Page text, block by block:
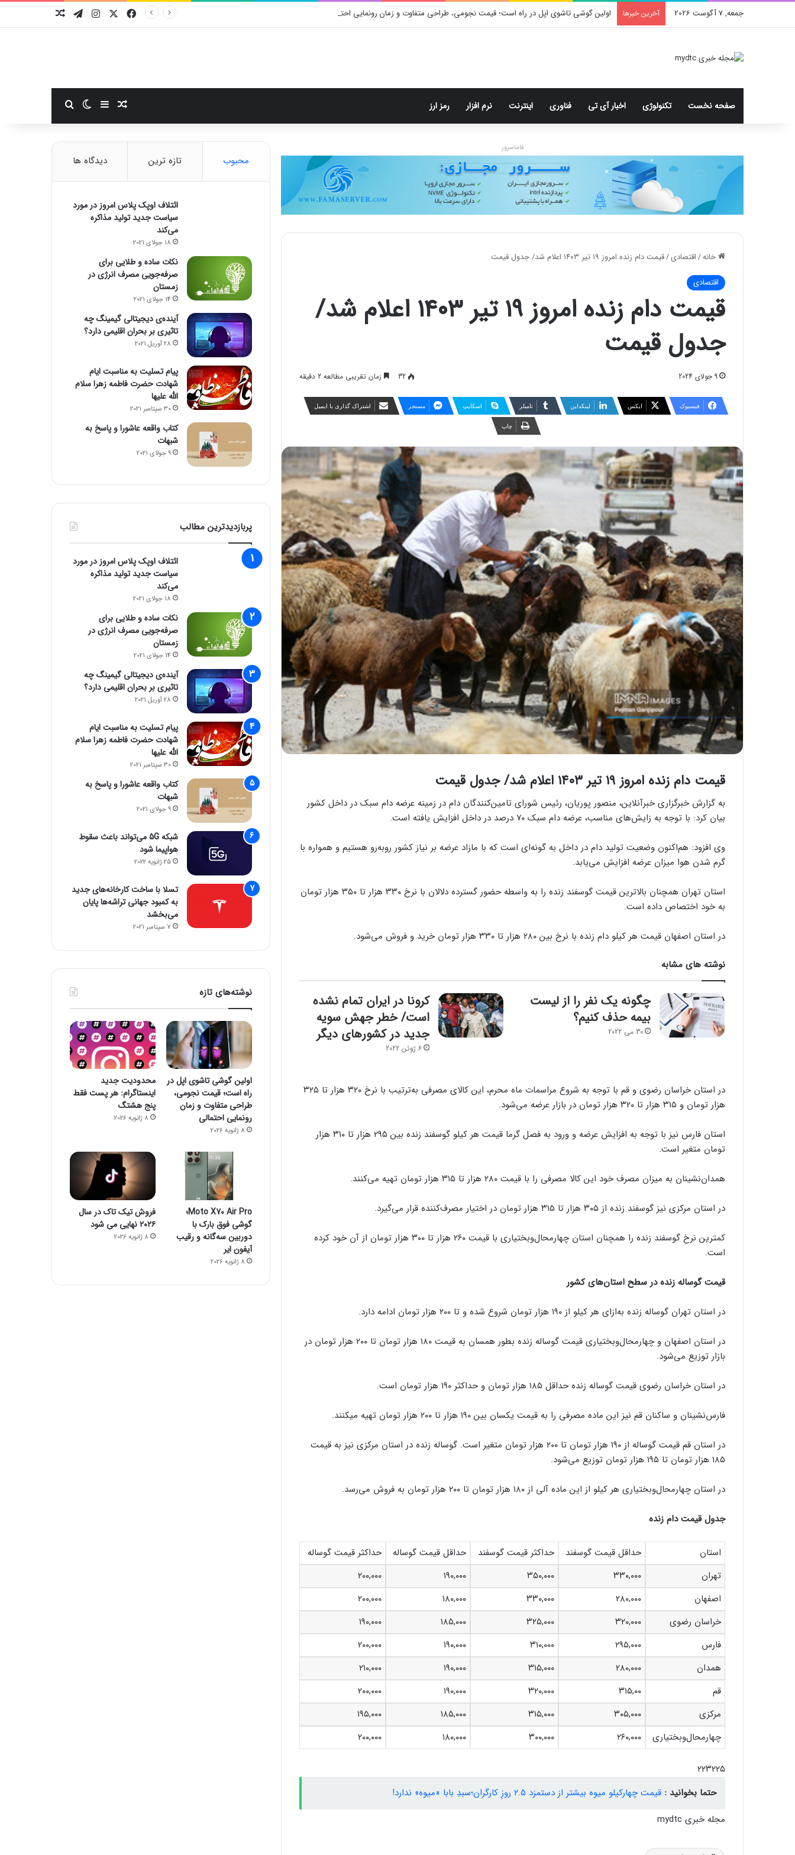
جمعه, 7 آگوست 2026 آخرین خبرها اولین گوشی تاشوی اپل در راه است؛ قیمت نجومی، طراحی متفاوت و زمان رونمایی احتمالی فیسبوکایکس اینستاگرام
تلگرام
صفحه نخست تکنولوژی اخبار آی تی فناوری اینترنت نرم افزار رمز ارز نوشته تصادفی
سایدبارتغییر پوسته
فاماسرور
خانه/اقتصادی/قیمت دام زنده امروز ۱۹ تیر ۱۴۰۳ اعلام شد/ جدول قیمت
اقتصادی
قیمت دام زنده امروز ۱۹ تیر ۱۴۰۳ اعلام شد/
جدول قیمت
9 جولای 2024 32 زمان تقریبی مطالعه 2 دقیقه
فیسبوک ایکس لینکداین تامبلر اسکایپ مسنجر اشتراک گذاری با ایمیل
چاپ
قیمت دام زنده امروز ۱۹ تیر ۱۴۰۳ اعلام شد/ جدول قیمت
به گزارش خبرگزاری خبرآنلاین، منصور پوریان، رئیس شورای تامین‌کنندگان دام در زمینه عرضه دام سبک در داخل کشور
بیان کرد: با توجه به زایش‌های مناسب، عرضه دام سبک ۷۰ درصد در داخل افزایش یافته است.
وی افزود: هم‌اکنون وضعیت تولید دام در داخل به گونه‌ای است که با مازاد عرضه بر نیاز کشور روبه‌رو هستیم و همواره با
گرم شدن هوا میزان عرضه افزایش می‌یابد.
استان تهران همچنان بالاترین قیمت گوسفند زنده را به واسطه حضور گسترده دلالان با نرخ ۳۳۰ هزار تا ۳۵۰ هزار تومان
به خود اختصاص داده است.
در استان اصفهان قیمت هر کیلو دام زنده با نرخ بین ۲۸۰ هزار تا ۳۳۰ هزار تومان خرید و فروش می‌شود.
نوشته های مشابه
چگونه یک نفر را از لیست
بیمه حذف کنیم؟
30 می 2022
کرونا در ایران تمام نشده
است/ خطر جهش سویه
جدید در کشورهای دیگر
6 ژوئن 2022
در استان خراسان‌ رضوی و قم با توجه به شروع مراسمات ماه محرم، این کالای مصرفی به‌ترتیب با نرخ ۳۲۰ هزار تا ۳۲۵
هزار تومان و ۳۱۵ هزار تا ۳۲۰ هزار تومان در بازار عرضه می‌شود.
استان فارس نیز با توجه به افزایش عرضه و ورود به فصل گرما قیمت هر کیلو گوسفند زنده بین ۲۹۵ هزار تا ۳۱۰ هزار
تومان متغیر است.
همدان‌نشینان به میزان مصرف خود این کالا مصرفی را با قیمت ۲۸۰ هزار تا ۳۱۵ هزار تومان تهیه می‌کنند.
در استان مرکزی نیز گوسفند زنده از ۳۰۵ هزار تا ۳۱۵ هزار تومان در اختیار مصرف‌کننده قرار می‌گیرد.
کمترین نرخ گوسفند زنده را همچنان استان چهارمحال‌وبختیاری با قیمت ۲۶۰ هزار تا ۳۰۰ هزار تومان از آن خود کرده
است.
قیمت گوساله زنده در سطح استان‌های کشور
در استان تهران گوساله زنده به‌ازای هر کیلو از ۱۹۰ هزار تومان شروع شده و تا ۲۰۰ هزار تومان ادامه دارد.
در استان اصفهان و چهارمحال‌وبختیاری قیمت گوساله زنده بطور همسان به قیمت ۱۸۰ هزار تومان تا ۲۰۰ هزار تومان در
بازار توزیع می‌شود.
در استان خراسان رضوی قیمت گوساله زنده حداقل ۱۸۵ هزار تومان و حداکثر ۱۹۰ هزار تومان است.
فارس‌نشینان و ساکنان قم نیز این ماده مصرفی را به قیمت یکسان بین ۱۹۰ هزار تا ۲۰۰ هزار تومان تهیه میکنند.
در استان قم قیمت گوساله از ۱۹۰ هزار تومان تا ۲۰۰ هزار تومان متغیر است. گوساله زنده در استان مرکزی نیز به قیمت
۱۸۵ هزار تومان تا ۱۹۵ هزار تومان توزیع می‌شود.
در استان چهارمحال‌وبختیاری هر کیلو از این ماده آلی از ۱۸۰ هزار تومان تا ۲۰۰ هزار تومان به فروش می‌رسد.
جدول قیمت دام زنده
استان حداقل قیمت گوسفند حداکثر قیمت گوسفند حداقل قیمت گوساله
حداکثر قیمت گوساله
تهران
۳۳۰,۰۰۰ ۳۵۰,۰۰۰ ۱۹۰,۰۰۰
۲۰۰,۰۰۰
اصفهان
۲۸۰,۰۰۰ ۳۳۰,۰۰۰ ۱۸۰,۰۰۰
۲۰۰,۰۰۰
خراسان رضوی
۳۲۰,۰۰۰ ۳۲۵,۰۰۰ ۱۸۵,۰۰۰
۱۹۰,۰۰۰
فارس
۲۹۵,۰۰۰ ۳۱۰,۰۰۰ ۱۹۰,۰۰۰
۲۰۰,۰۰۰
همدان
۲۸۰,۰۰۰ ۳۱۵,۰۰۰ ۱۹۰,۰۰۰
۲۱۰,۰۰۰
قم
۳۱۵,۰۰ ۳۲۰,۰۰۰ ۱۹۰,۰۰۰
۲۰۰,۰۰۰
مرکزی
۳۰۵,۰۰۰ ۳۱۵,۰۰۰ ۱۸۵,۰۰۰
۱۹۵,۰۰۰
چهارمحال‌وبختیاری
۲۶۰,۰۰۰ ۳۰۰,۰۰۰ ۱۸۰,۰۰۰ ۲۰۰,۰۰۰
۲۲۳۲۲۵
حتما بخوانید : قیمت چهارکیلو میوه بیشتر از دستمزد ۲.۵ روزِ کارگران؛سبدِ بابا «میوه» ندارد!
مجله خبری mydtc
محبوب تازه ترین دیدگاه ها
ائتلاف اوپک پلاس امروز در مورد
سیاست جدید تولید مذاکره
می‌کند
18 جولای 2021
نکات ساده و طلایی برای
صرفه‌جویی مصرف انرژی در
زمستان
14 جولای 2021
آینده‌ی دیجیتالی گیمینگ چه
تاثیری بر بحران اقلیمی دارد؟
28 آوریل 2021
پیام تسلیت به مناسبت ایام
شهادت حضرت فاطمه زهرا سلام
الله علیها
30 سپتامبر 2021
کتاب واقعه عاشورا و پاسخ به
شبهات
9 جولای 2021
پربازدیدترین مطالب
ائتلاف اوپک پلاس امروز در مورد
سیاست جدید تولید مذاکره
می‌کند
18 جولای 2021
نکات ساده و طلایی برای
صرفه‌جویی مصرف انرژی در
زمستان
14 جولای 2021
آینده‌ی دیجیتالی گیمینگ چه
تاثیری بر بحران اقلیمی دارد؟
28 آوریل 2021
پیام تسلیت به مناسبت ایام
شهادت حضرت فاطمه زهرا سلام
الله علیها
30 سپتامبر 2021
کتاب واقعه عاشورا و پاسخ به
شبهات
9 جولای 2021
شبکه 5G می‌تواند باعث سقوط
هواپیما شود
25 ژانویه 2022
تسلا با ساخت کارخانه‌های جدید
به کمبود جهانی تراشه‌ها پایان
می‌بخشد
7 سپتامبر 2021
نوشته‌های تازه
اولین گوشی تاشوی اپل در
راه است؛ قیمت نجومی،
طراحی متفاوت و زمان
رونمایی احتمالی
8 ژانویه 2026
محدودیت جدید
اینستاگرام: هر پست فقط
پنج هشتگ
8 ژانویه 2026
Moto X70 Air Pro؛
گوشی فوق بارک با
دوربین سه‌گانه و رقیب
آیفون ایر
8 ژانویه 2026
فروش تیک تاک در سال
۲۰۲۶ نهایی می شود
8 ژانویه 2026